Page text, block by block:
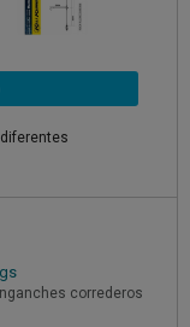
correderos